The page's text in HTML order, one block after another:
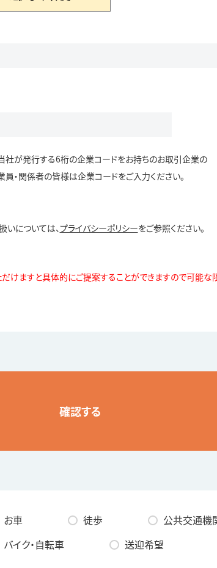
社が発行する6桁の企業コードをお持ちのお取引企業の
員・関係者の皆様は企業コードをご入力ください。
いについては、プライバシーポリシーをご参照ください。
けますと具体的にご提案することができますので可能な
確認する
お車 徒歩
公共交通機
バイク・自転車
送迎希望